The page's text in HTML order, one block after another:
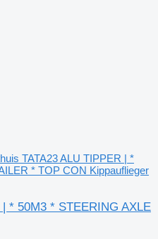
TATA23 ALU TIPPER | *
* TOP CON Kippauflieger
* 50M3 * STEERING AXLE